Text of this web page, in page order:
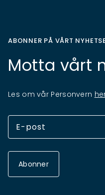
ABONNER PÅ VÅRT
Motta vårt
Les om vår Personvern
Abonner